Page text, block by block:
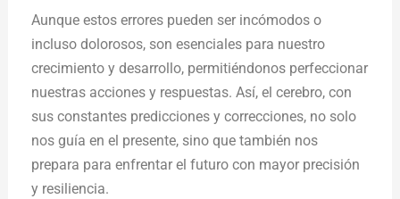
Aunque estos errores pueden ser incómodos o
incluso dolorosos, son esenciales para nuestro
crecimiento y desarrollo, permitiéndonos perfeccionar
nuestras acciones y respuestas. Así, el cerebro, con
sus constantes predicciones y correcciones, no solo
nos guía en el presente, sino que también nos
prepara para enfrentar el futuro con mayor precisión
y resiliencia.